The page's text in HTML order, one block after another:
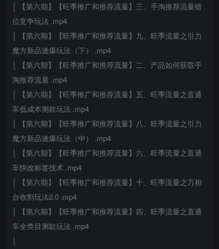
│ 【第六期】【旺季推广和推荐流量】三、手淘推荐流量错
位竞争玩法 .mp4
│ 【第六期】【旺季推广和推荐流量】九、旺季流量之引力
魔方新品速爆玩法（下） .mp4
│ 【第六期】【旺季推广和推荐流量】二、产品如何获取手
淘推荐流量 .mp4
│ 【第六期】【旺季推广和推荐流量】五、旺季流量之直通
车低成本测款玩法 .mp4
│ 【第六期】【旺季推广和推荐流量】八、旺季流量之引力
魔方新品速爆玩法（中） .mp4
│ 【第六期】【旺季推广和推荐流量】六、旺季流量之直通
车快改标签技术 .mp4
│ 【第六期】【旺季推广和推荐流量】十、旺季流量之万相
台收割玩法2.0 .mp4
│ 【第六期】【旺季推广和推荐流量】四、旺季流量之直通
车全类目测款玩法 .mp4